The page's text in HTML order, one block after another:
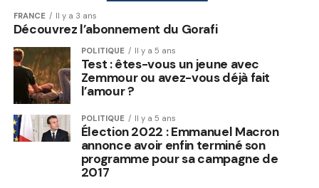
FRANCE Il y a 3 ans
Découvrez l’abonnement du Gorafi
POLITIQUE Il y a 5 ans
Test : êtes-vous un jeune avec
Zemmour ou avez-vous déjà fait
l’amour ?
POLITIQUE Il y a 5 ans
Élection 2022 : Emmanuel Macron
annonce avoir enfin terminé son
programme pour sa campagne de
2017